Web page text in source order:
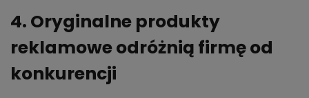
4. Oryginalne produkty
reklamowe odróżnią firmę od
konkurencji